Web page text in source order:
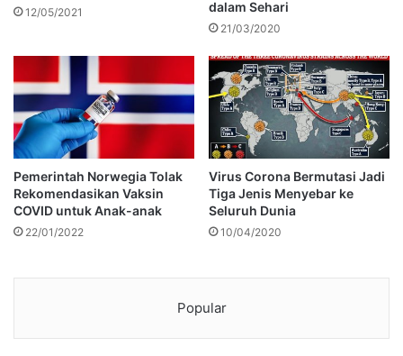
12/05/2021
dalam Sehari
21/03/2020
Pemerintah Norwegia Tolak
Rekomendasikan Vaksin
COVID untuk Anak-anak
22/01/2022
Virus Corona Bermutasi Jadi
Tiga Jenis Menyebar ke
Seluruh Dunia
10/04/2020
Popular